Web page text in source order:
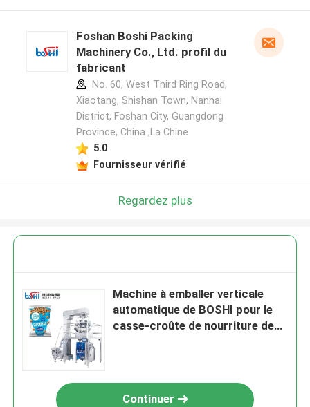
Foshan Boshi Packing
Machinery Co., Ltd. profil du
fabricant
No. 60, West Third Ring Road,
Xiaotang, Shishan Town, Nanhai
District, Foshan City, Guangdong
Province, China ,La Chine
5.0
Fournisseur vérifié
Regardez plus
Machine à emballer verticale
automatique de BOSHI pour le
casse-croûte de nourriture de
Continuer